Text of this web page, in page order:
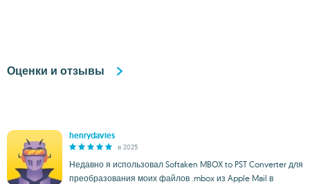
Оценки и отзывы
henrydavies
в 2025
Недавно я использовал Softaken MBOX to PST Converter для
преобразования моих файлов .mbox из Apple Mail в